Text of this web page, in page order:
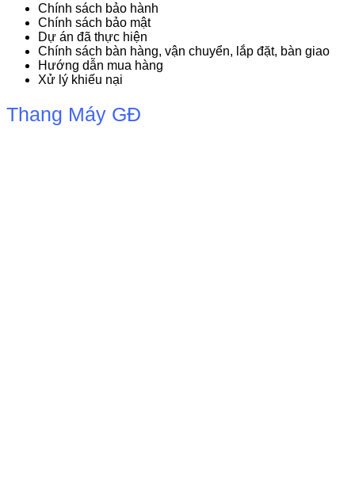
Chính sách bảo hành
Chính sách bảo mật
Dự án đã thực hiện
Chính sách bàn hàng, vận chuyển, lắp đặt, bàn giao
Hướng dẫn mua hàng
Xử lý khiếu nại
Thang Máy GĐ